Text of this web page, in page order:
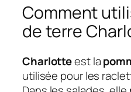
Comment
de terre
Charlotteest la
utilisée pour les